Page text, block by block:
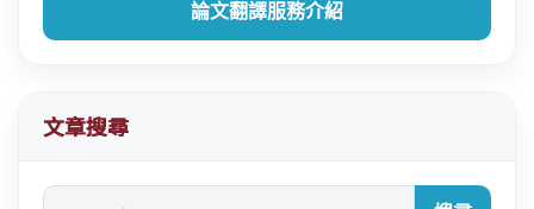
論文翻譯服務介紹
文章搜尋